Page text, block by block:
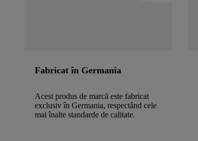
Fabricat în Germania
Acest produs de marcă este fabricat
exclusiv în Germania, respectând cele
mai înalte standarde de calitate.